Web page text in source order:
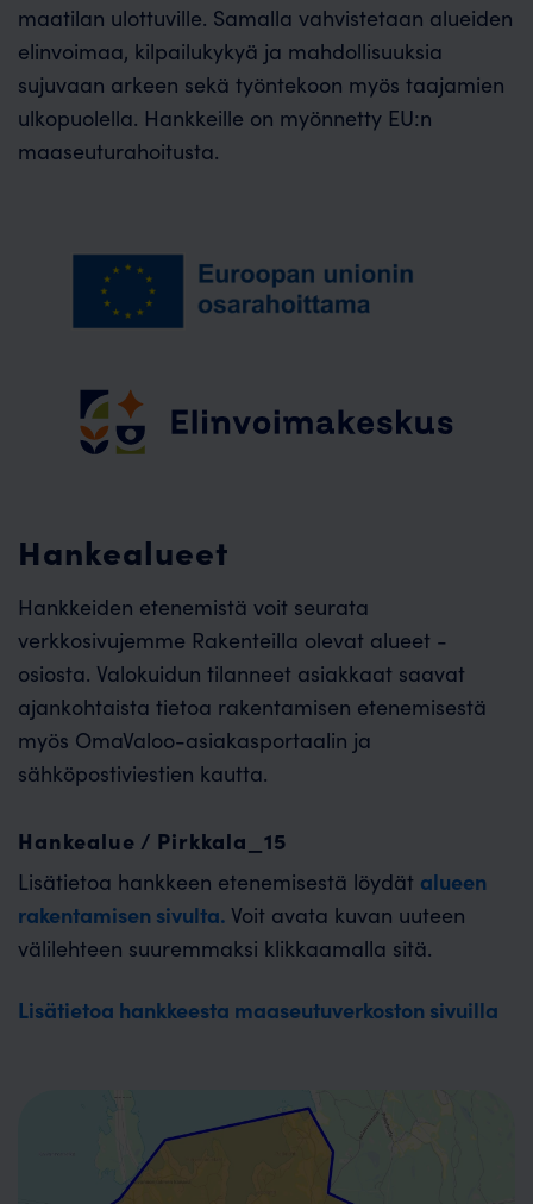
maatilan ulottuville. Samalla vahvistetaan alueiden
elinvoimaa, kilpailukykyä ja mahdollisuuksia
sujuvaan arkeen sekä työntekoon myös taajamien
ulkopuolella. Hankkeille on myönnetty EU:n
maaseuturahoitusta.
Hankealueet
Hankkeiden etenemistä voit seurata
verkkosivujemme Rakenteilla olevat alueet -
osiosta. Valokuidun tilanneet asiakkaat saavat
ajankohtaista tietoa rakentamisen etenemisestä
myös OmaValoo-asiakasportaalin ja
sähköpostiviestien kautta.
Hankealue / Pirkkala_15
Lisätietoa hankkeen etenemisestä löydät alueen
rakentamisen sivulta. Voit avata kuvan uuteen
välilehteen suuremmaksi klikkaamalla sitä.
Lisätietoa hankkeesta maaseutuverkoston sivuilla